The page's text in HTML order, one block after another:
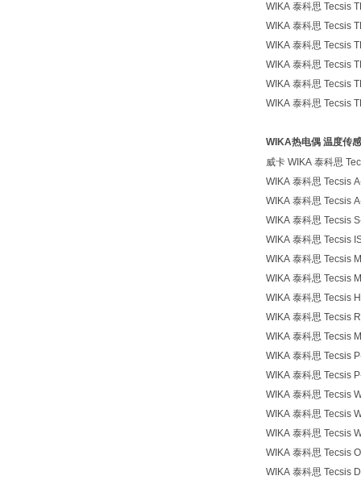
WIKA 泰科思 Tecsis
WIKA 泰科思 Tecsis
WIKA 泰科思 Tecsis
WIKA 泰科思 Tecsis
WIKA 泰科思 Tecsis
WIKA 泰科思 Tecsis
WIKA热电偶 温度传
威卡 WIKA 泰科思
WIKA 泰科思 Tecsis
WIKA 泰科思 Tecsis
WIKA 泰科思 Tecsis
WIKA 泰科思 Tecsis
WIKA 泰科思 Tecsis
WIKA 泰科思 Tecsis
WIKA 泰科思 Tecsis
WIKA 泰科思 Tecsis
WIKA 泰科思 Tecsis
WIKA 泰科思 Tecsis
WIKA 泰科思 Tecsis
WIKA 泰科思 Tecsis
WIKA 泰科思 Tecsis
WIKA 泰科思 Tecsis
WIKA 泰科思 Tecsis
WIKA 泰科思 Tecsis